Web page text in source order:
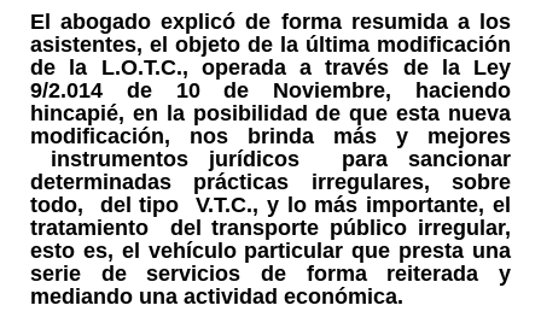
El abogado explicó de forma resumida a los
asistentes, el objeto de la última modificación
de la L.O.T.C., operada a través de la Ley
9/2.014 de 10 de Noviembre, haciendo
hincapié, en la posibilidad de que esta nueva
modificación, nos brinda más y mejores
instrumentos jurídicos para sancionar
determinadas prácticas irregulares, sobre
todo, del tipo V.T.C., y lo más importante, el
tratamiento del transporte público irregular,
esto es, el vehículo particular que presta una
serie de servicios de forma reiterada y
mediando una actividad económica.